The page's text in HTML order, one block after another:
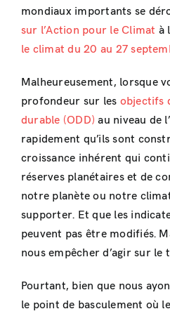
mondiaux importants se
sur l’Action pour le Climat à
le climat du 20 au 27
Malheureusement, lorsque
profondeur sur les objectifs
durable (ODD) au niveau de
rapidement qu’ils sont
croissance inhérent qui
réserves planétaires et de
notre planète ou notre
supporter. Et que les
peuvent pas être modifiés.
nous empêcher d’agir sur le
Pourtant, bien que nous
le point de basculement où